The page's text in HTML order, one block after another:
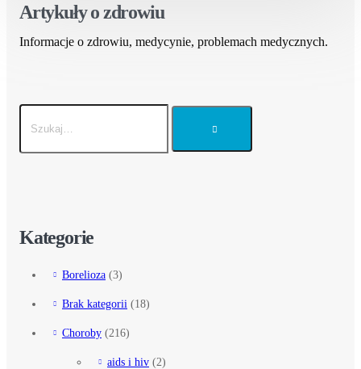
Artykuły o zdrowiu
Informacje o zdrowiu, medycynie, problemach medycznych.
Kategorie
Borelioza (3)
Brak kategorii (18)
Choroby (216)
aids i hiv (2)